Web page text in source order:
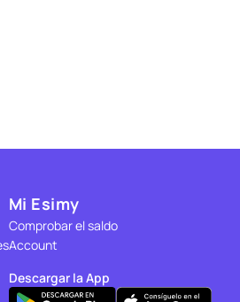
Mi Esimy
Comprobar el saldo
Account
Descargar la App